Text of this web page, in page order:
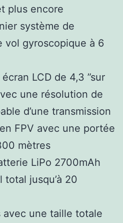
plus encore
système de
vol gyroscopique à 6
écran LCD de 4,3 ”sur
une résolution de
d’une transmission
FPV avec une portée
mètres
LiPo 2700mAh
total jusqu’à 20
avec une taille totale